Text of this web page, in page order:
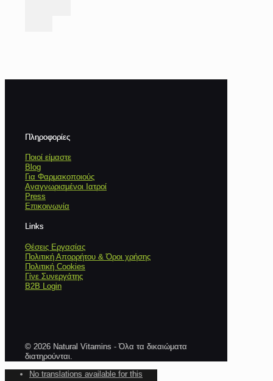
Πληροφορίες
Ποιοί είμαστε
Blog
Για Φαρμακοποιούς
Αναγνωρισμένοι Ιατροί
Press
Επικοινωνία
Links
Θέσεις Εργασίας
Πολιτική Απορρήτου & Όροι χρήσης
Πολιτική Cookies
Γίνε Συνεργάτης
B2B Login
© 2026 Natural Vitamins - Όλα τα δικαιώματα
διατηρούνται.
No translations available for this